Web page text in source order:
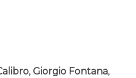
, Giorgio Fontana,